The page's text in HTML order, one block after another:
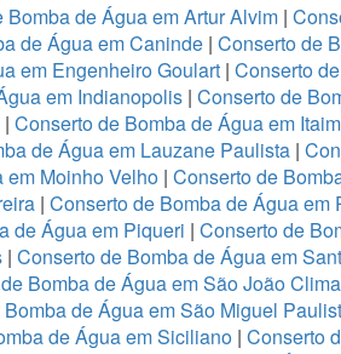
Bomba de Água em Artur Alvim |
de Água em Caninde | Conserto de
em Engenheiro Goulart | Conserto
em Indianopolis | Conserto de
| Conserto de Bomba de Água em
de Água em Lauzane Paulista |
em Moinho Velho | Conserto de
| Conserto de Bomba de Água em
de Água em Piqueri | Conserto de
| Conserto de Bomba de Água em
Bomba de Água em São João
de Água em São Miguel
de Água em Siciliano| Conserto